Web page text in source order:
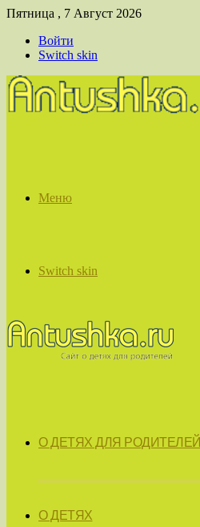
Пятница , 7 Август 2026
Войти
Switch skin
Меню
Switch skin
О ДЕТЯХ ДЛЯ РОДИТЕЛЕЙ
О ДЕТЯХ